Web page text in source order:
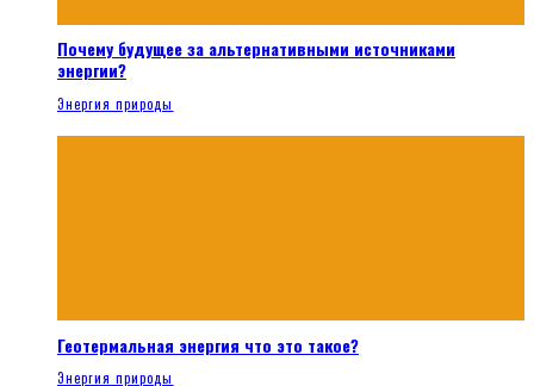
Почему будущее за альтернативными источниками
энергии?
Энергия природы
Геотермальная энергия что это такое?
Энергия природы